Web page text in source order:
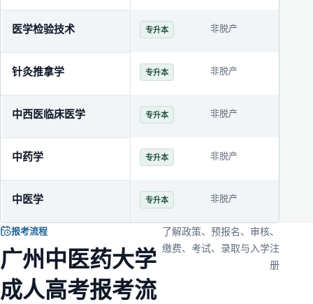
医学检验技术 专升本 非脱产
针灸推拿学 专升本 非脱产
中西医临床医学 专升本 非脱产
中药学 专升本 非脱产
中医学 专升本 非脱产
报考流程
广州中医药大学
成人高考报考流
了解政策、预报名、审核、
缴费、考试、录取与入学注
册